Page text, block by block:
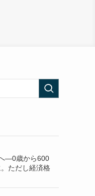
―0歳から600
ただし経済格